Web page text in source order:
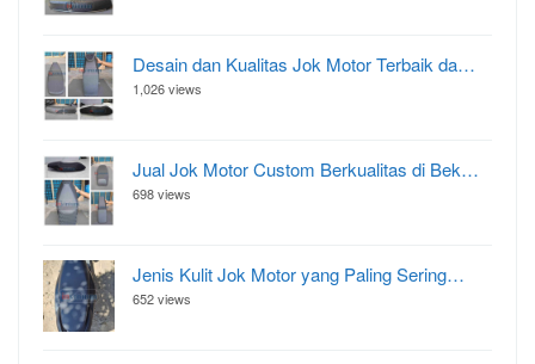
Desain dan Kualitas Jok Motor Terbaik da…
1,026 views
Jual Jok Motor Custom Berkualitas di Bek…
698 views
Jenis Kulit Jok Motor yang Paling Sering…
652 views